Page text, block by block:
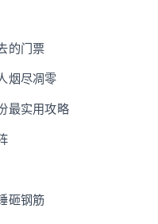
的门票
烟尽凋零
最实用攻略
砸钢筋